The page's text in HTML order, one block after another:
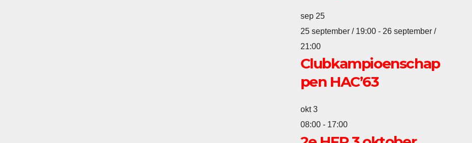
sep 25
25 september / 19:00- 26 september /
21:00
Clubkampioenschap
pen HAC’63
okt3
08:00- 17:00